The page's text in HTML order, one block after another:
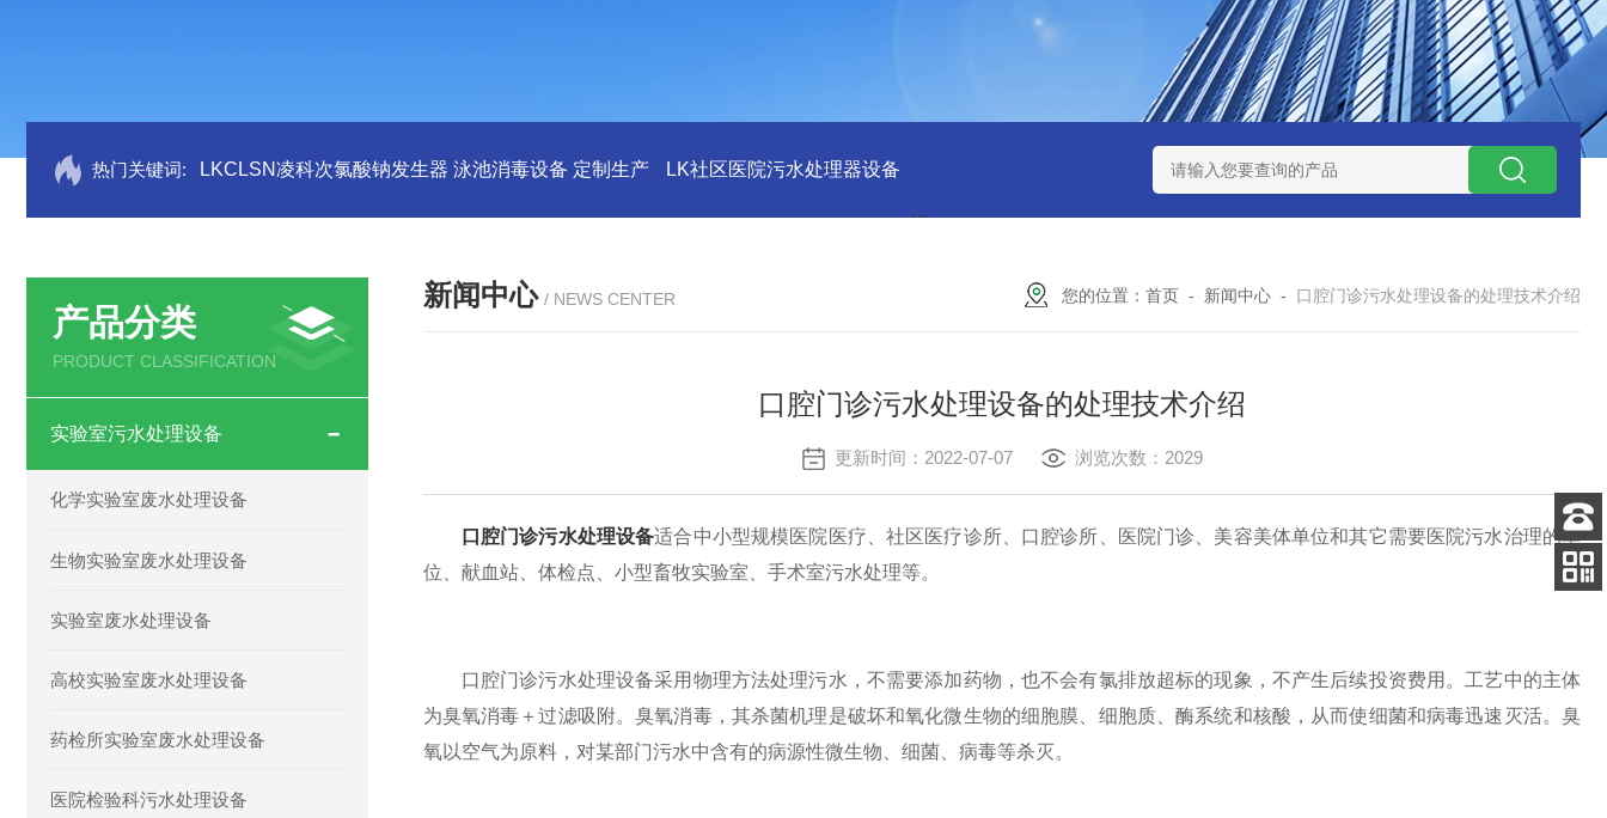
热门关键词: LKCLSN凌科次氯酸钠发生器 泳池消毒设备 定制生产 LK社区医院污水处理器设备 LK康复医院废水处理器设备 LK康复医院污水处理
产品分类
PRODUCT CLASSIFICATION
实验室污水处理设备
化学实验室废水处理设备
生物实验室废水处理设备
实验室废水处理设备
高校实验室废水处理设备
药检所实验室废水处理设备
医院检验科污水处理设备
新闻中心 / NEWS CENTER 您的位置： 首页 - 新闻中心 - 口腔门诊污水处理设备的处理技术介绍
口腔门诊污水处理设备的处理技术介绍
更新时间：2022-07-07 浏览次数：2029
口腔门诊污水处理设备适合中小型规模医院医疗、社区医疗诊所、口腔诊所、医院门诊、美容美体单位和其它需要医院污水治理的单
位、献血站、体检点、小型畜牧实验室、手术室污水处理等。
口腔门诊污水处理设备采用物理方法处理污水，不需要添加药物，也不会有氯排放超标的现象，不产生后续投资费用。工艺中的主体
为臭氧消毒＋过滤吸附。臭氧消毒，其杀菌机理是破坏和氧化微生物的细胞膜、细胞质、酶系统和核酸，从而使细菌和病毒迅速灭活。臭
氧以空气为原料，对某部门污水中含有的病源性微生物、细菌、病毒等杀灭。
客服
电话